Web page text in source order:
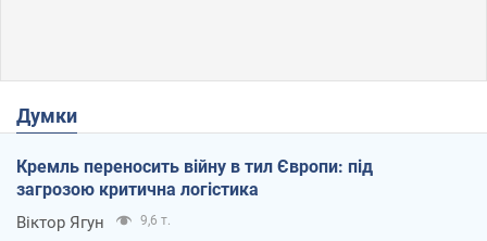
Думки
Кремль переносить війну в тил Європи: під
загрозою критична логістика
Віктор Ягун 9,6 т.